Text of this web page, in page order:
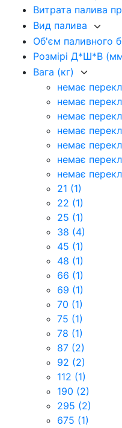
Витрата палива
Вид палива
Об'єм паливного
Розмірі Д*Ш*В
Вага (кг)
немає
немає
немає
немає
немає
немає
немає
21 (1)
22 (1)
25 (1)
38 (4)
45 (1)
48 (1)
66 (1)
69 (1)
70 (1)
75 (1)
78 (1)
87 (2)
92 (2)
112 (1)
190 (2)
295 (2)
675 (1)